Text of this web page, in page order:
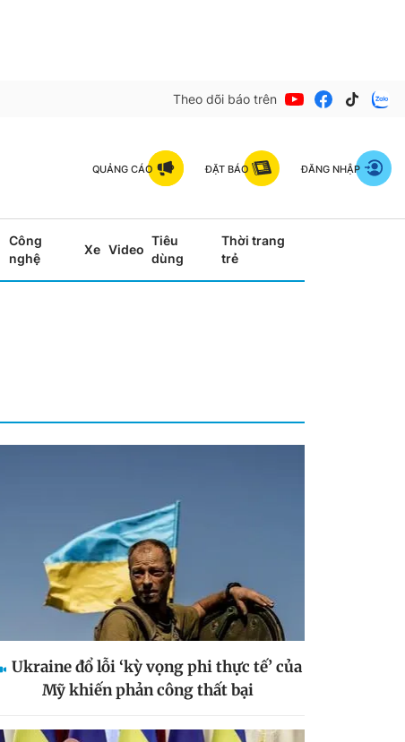
Theo dõi báo trên
QUẢNG CÁO ĐẶT BÁO ĐĂNG NHẬP
Công
nghệ
Xe Video
Tiêu
dùng
Thời trang
trẻ
Ukraine đổ lỗi ‘kỳ vọng phi thực tế’ của
Mỹ khiến phản công thất bại